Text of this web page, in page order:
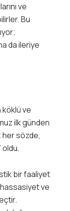
ve
Bu
da ileriye
ve
ilk günden
her sözde,
oldu.
bir faaliyet
ve